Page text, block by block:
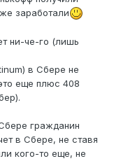
заработали
ни-че-го (лишь
в Сбере не
еще плюс 408
гражданин
в Сбере, не ставя
кого-то еще, не